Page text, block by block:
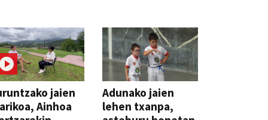
jaien
Ainhoa
Adunako jaien
lehen txanpa,